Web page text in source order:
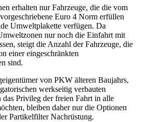
erhalten nur Fahrzeuge, die die vom
Euro 4 Norm erfüllen
Umweltplakette verfügen. Da
nur noch die Einfahrt mit
steigt die Anzahl der Fahrzeuge, die
einer eingeschränkten
sind.
von PKW älteren Baujahrs,
werkseitig verbauten
Privileg der freien Fahrt in alle
bleiben daher nur die Optionen
Partikelfilter Nachrüstung.